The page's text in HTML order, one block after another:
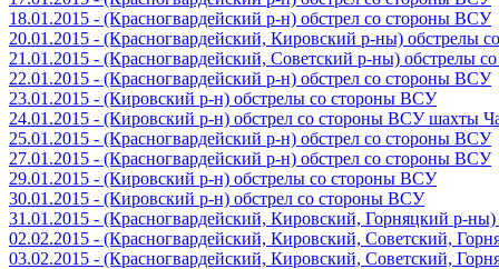
18.01.2015 - (Красногвардейский р-н) обстрел со стороны ВСУ
20.01.2015 - (Красногвардейский, Кировский р-ны) обстрелы
21.01.2015 - (Красногвардейский, Советский р-ны) обстрелы
22.01.2015 - (Красногвардейский р-н) обстрел со стороны ВСУ
23.01.2015 - (Кировский р-н) обстрелы со стороны ВСУ
24.01.2015 - (Кировский р-н) обстрел со стороны ВСУ шахты
25.01.2015 - (Красногвардейский р-н) обстрел со стороны ВСУ
27.01.2015 - (Красногвардейский р-н) обстрел со стороны ВСУ
29.01.2015 - (Кировский р-н) обстрелы со стороны ВСУ
30.01.2015 - (Кировский р-н) обстрел со стороны ВСУ
31.01.2015 - (Красногвардейский, Кировский, Горняцкий р-
02.02.2015 - (Красногвардейский, Кировский, Советский,
03.02.2015 - (Красногвардейский, Кировский, Советский,